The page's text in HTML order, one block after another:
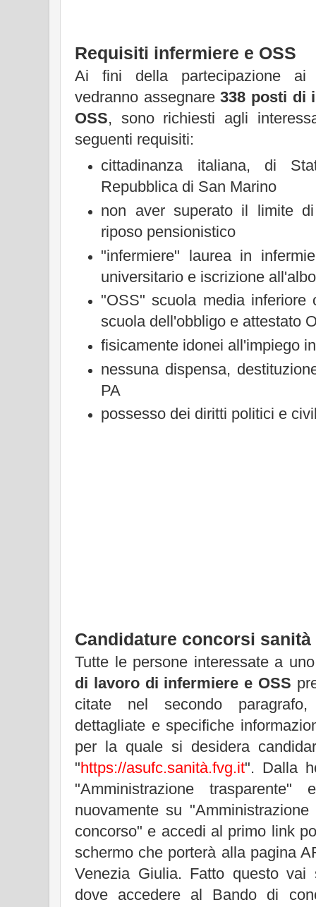
Requisiti infermiere e OSS
Ai fini della partecipazione
vedranno assegnare338 posti di
OSS, sono richiesti agli
seguenti requisiti:
cittadinanza italiana, di
Repubblica di San Marino
non aver superato il limite
riposo pensionistico
"infermiere" laurea in
universitario e iscrizione all'albo
"OSS" scuola media inferiore
scuola dell'obbligo e attestato
fisicamente idonei all'impiego
nessuna dispensa,
PA
possesso dei diritti politici e
Candidature concorsi sanità
Tutte le persone interessate a
di lavoro di infermiere e OSS
citate nel secondo
dettagliate e specifiche
per la quale si desidera
"https://asufc.sanità.fvg.it". Dalla
"Amministrazione
nuovamente su
concorso" e accedi al primo link
schermo che porterà alla pagina
Venezia Giulia. Fatto questo vai
dove accedere al Bando di